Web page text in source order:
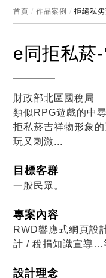
首頁 /作品案例 /拒絕私
e同拒私菸
財政部北區國稅局
類似RPG遊戲的中
拒私菸吉祥物形象
玩又刺激...
目標客群
一般民眾。
專案內容
RWD響應式網頁設
計 / 稅捐知識宣導…
設計理念